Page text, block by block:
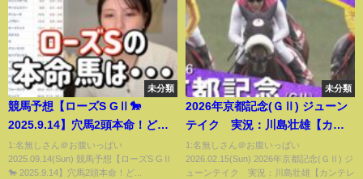
未分類
競馬予想【ローズS GⅡ🐎
2025.9.14】穴馬2頭本命！どっ
ちか来てくれ馬券買います※音
ズレ訂正再アップ
1:名無しさん＠お腹いっぱい
2025.09.14(Sun) 競馬予想【ローズS GⅡ
🐎 2025.9.14】穴馬2頭本命！ど...
未分類
2026年京都記念(ＧⅡ) ジューン
テイク 実況：川島壮雄【カン
テレ公式】
1:名無しさん＠お腹いっぱい
2026.02.15(Sun) 2026年京都記念(ＧⅡ) ジ
ューンテイク 実況：川島壮雄【カンテレ